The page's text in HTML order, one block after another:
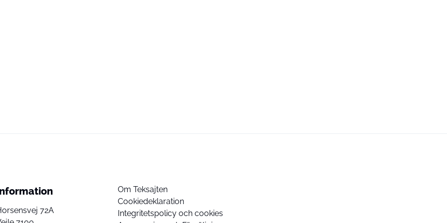
72A
Om Teksajten
Cookiedeklaration
Integritetspolicy och cookies